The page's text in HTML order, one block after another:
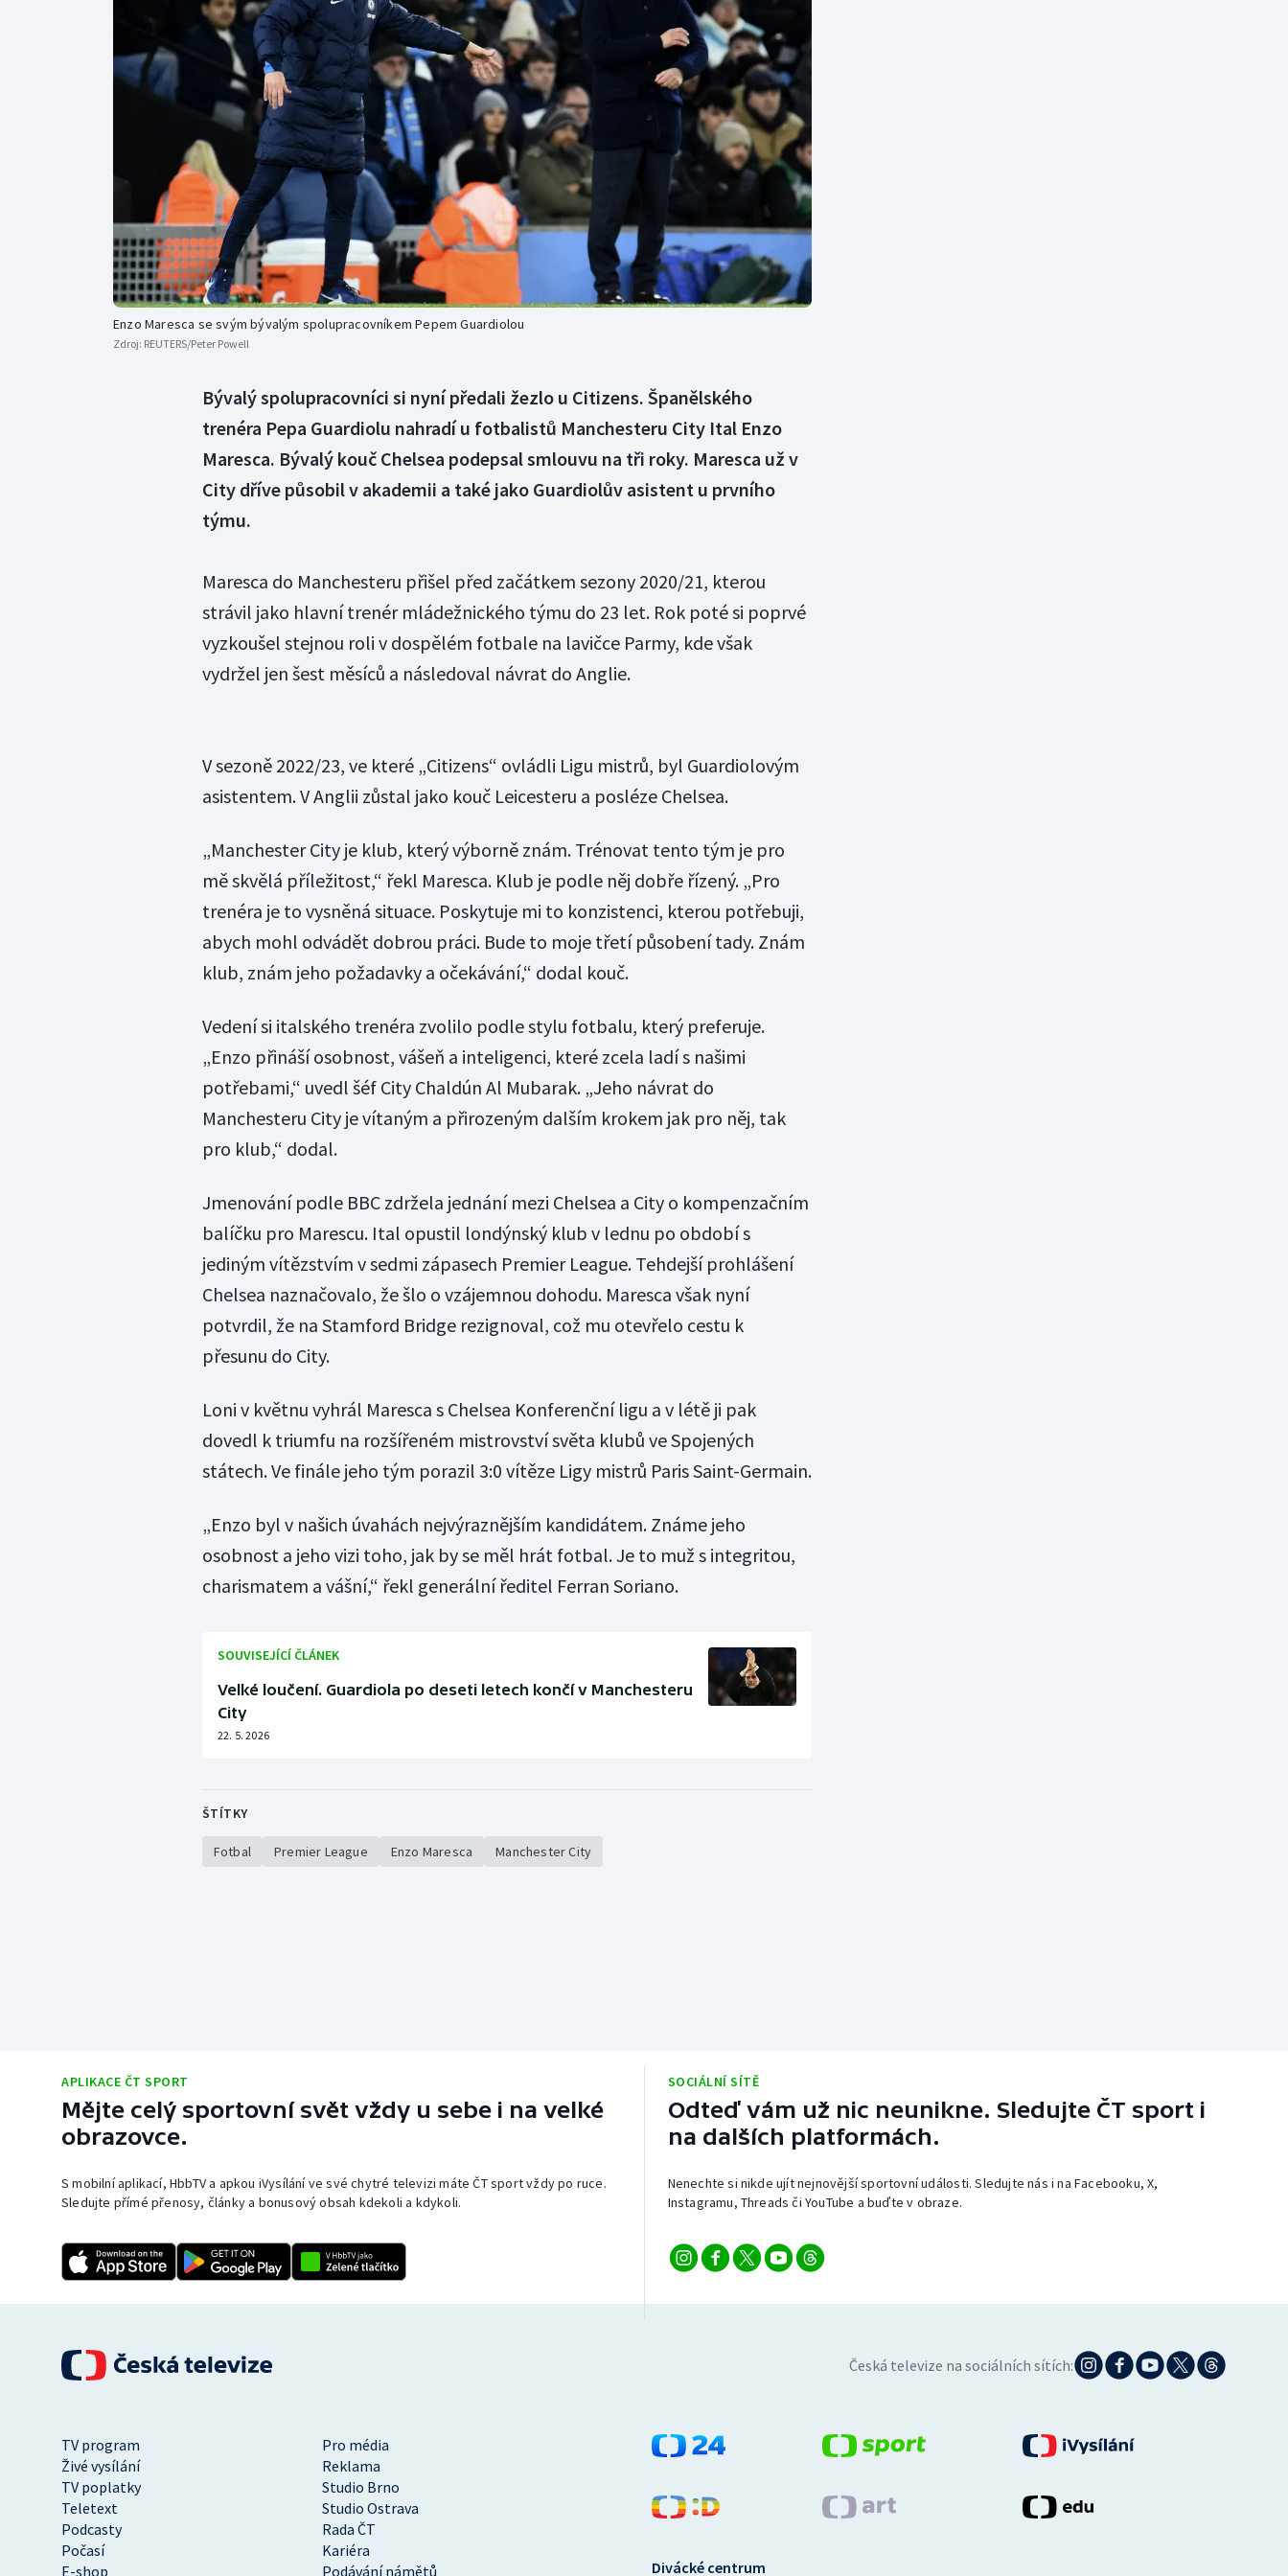
Curling
Dostihy
Florbal
Futsal
Golf
Gymnastika
Moderní pětiboj
Motorsport
Olympijské hry
Parasport
Plavání
Plážový volejbal
Triatlon
Veslování
Vodní slalom
Volejbal
Ostatní
Enzo Maresca se svým bývalým spolupracovníkem Pepem Guardiolou
Zdroj: REUTERS/Peter Powell
Bývalý spolupracovníci si nyní předali žezlo u Citizens. Španělského
trenéra Pepa Guardiolu nahradí u fotbalistů Manchesteru City Ital Enzo
Maresca. Bývalý kouč Chelsea podepsal smlouvu na tři roky. Maresca už v
City dříve působil v akademii a také jako Guardiolův asistent u prvního
týmu.
Maresca do Manchesteru přišel před začátkem sezony 2020/21, kterou
strávil jako hlavní trenér mládežnického týmu do 23 let. Rok poté si poprvé
vyzkoušel stejnou roli v dospělém fotbale na lavičce Parmy, kde však
vydržel jen šest měsíců a následoval návrat do Anglie.
V sezoně 2022/23, ve které „Citizens“ ovládli Ligu mistrů, byl Guardiolovým
asistentem. V Anglii zůstal jako kouč Leicesteru a posléze Chelsea.
„Manchester City je klub, který výborně znám. Trénovat tento tým je pro
mě skvělá příležitost,“ řekl Maresca. Klub je podle něj dobře řízený. „Pro
trenéra je to vysněná situace. Poskytuje mi to konzistenci, kterou potřebuji,
abych mohl odvádět dobrou práci. Bude to moje třetí působení tady. Znám
klub, znám jeho požadavky a očekávání,“ dodal kouč.
Vedení si italského trenéra zvolilo podle stylu fotbalu, který preferuje.
„Enzo přináší osobnost, vášeň a inteligenci, které zcela ladí s našimi
potřebami,“ uvedl šéf City Chaldún Al Mubarak. „Jeho návrat do
Manchesteru City je vítaným a přirozeným dalším krokem jak pro něj, tak
pro klub,“ dodal.
Jmenování podle BBC zdržela jednání mezi Chelsea a City o kompenzačním
balíčku pro Marescu. Ital opustil londýnský klub v lednu po období s
jediným vítězstvím v sedmi zápasech Premier League. Tehdejší prohlášení
Chelsea naznačovalo, že šlo o vzájemnou dohodu. Maresca však nyní
potvrdil, že na Stamford Bridge rezignoval, což mu otevřelo cestu k
přesunu do City.
Loni v květnu vyhrál Maresca s Chelsea Konferenční ligu a v létě ji pak
dovedl k triumfu na rozšířeném mistrovství světa klubů ve Spojených
státech. Ve finále jeho tým porazil 3:0 vítěze Ligy mistrů Paris Saint-Germain.
„Enzo byl v našich úvahách nejvýraznějším kandidátem. Známe jeho
osobnost a jeho vizi toho, jak by se měl hrát fotbal. Je to muž s integritou,
charismatem a vášní,“ řekl generální ředitel Ferran Soriano.
SOUVISEJÍCÍ ČLÁNEK
Velké loučení. Guardiola po deseti letech končí v Manchesteru
City
22. 5. 2026
ŠTÍTKY
Fotbal Premier League Enzo Maresca Manchester City
APLIKACE ČT SPORT
Mějte celý sportovní svět vždy u sebe i na velké
obrazovce.
S mobilní aplikací, HbbTV a apkou iVysílání ve své chytré televizi máte ČT sport vždy po ruce.
Sledujte přímé přenosy, články a bonusový obsah kdekoli a kdykoli.
SOCIÁLNÍ SÍTĚ
Odteď vám už nic neunikne. Sledujte ČT sport i
na dalších platformách.
Nenechte si nikde ujít nejnovější sportovní události. Sledujte nás i na Facebooku, X,
Instagramu, Threads či YouTube a buďte v obraze.
Česká televize na sociálních sítích:
TV program
Pro média
Živé vysílání
Reklama
TV poplatky
Studio Brno
Teletext
Studio Ostrava
Podcasty
Rada ČT
Počasí
Kariéra
E-shop
Podávání námětů Divácké centrum